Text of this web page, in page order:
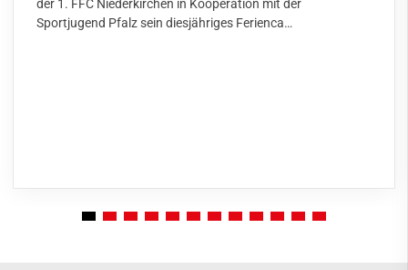
der 1. FFC Niederkirchen in Kooperation mit der
Sportjugend Pfalz sein diesjähriges Ferienca…